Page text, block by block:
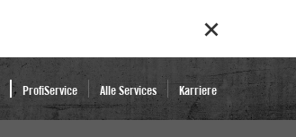
ProfiService Alle Services Karriere